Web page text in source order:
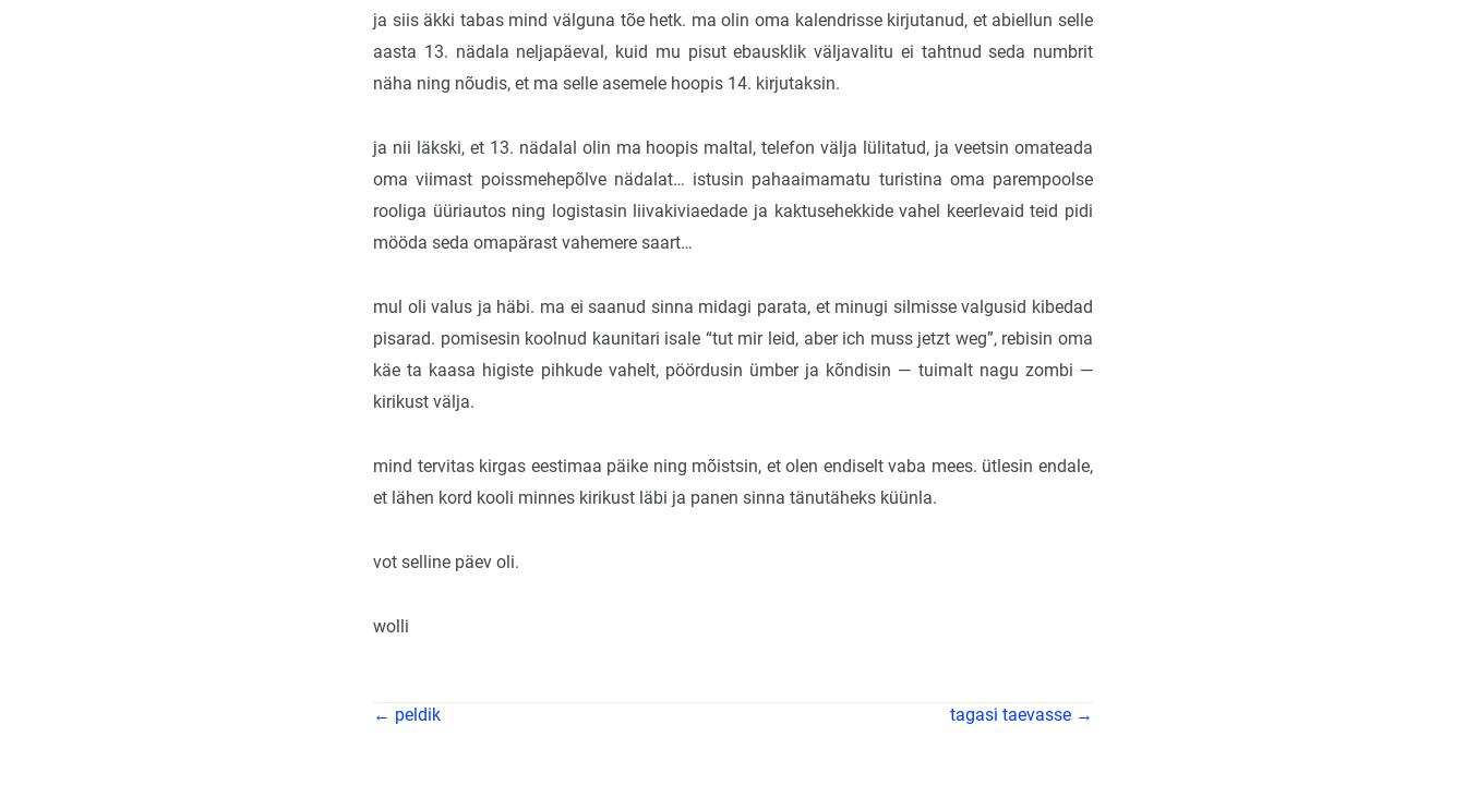
ja siis äkki tabas mind välguna tõe hetk. ma olin oma kalendrisse kirjutanud, et abiellun selle
aasta 13. nädala neljapäeval, kuid mu pisut ebausklik väljavalitu ei tahtnud seda numbrit
näha ning nõudis, et ma selle asemele hoopis 14. kirjutaksin.
ja nii läkski, et 13. nädalal olin ma hoopis maltal, telefon välja lülitatud, ja veetsin omateada
oma viimast poissmehepõlve nädalat… istusin pahaaimamatu turistina oma parempoolse
rooliga üüriautos ning logistasin liivakiviaedade ja kaktusehekkide vahel keerlevaid teid pidi
mööda seda omapärast vahemere saart…
mul oli valus ja häbi. ma ei saanud sinna midagi parata, et minugi silmisse valgusid kibedad
pisarad. pomisesin koolnud kaunitari isale “tut mir leid, aber ich muss jetzt weg”, rebisin oma
käe ta kaasa higiste pihkude vahelt, pöördusin ümber ja kõndisin — tuimalt nagu zombi —
kirikust välja.
mind tervitas kirgas eestimaa päike ning mõistsin, et olen endiselt vaba mees. ütlesin endale,
et lähen kord kooli minnes kirikust läbi ja panen sinna tänutäheks küünla.
vot selline päev oli.
wolli
← peldik tagasi taevasse →